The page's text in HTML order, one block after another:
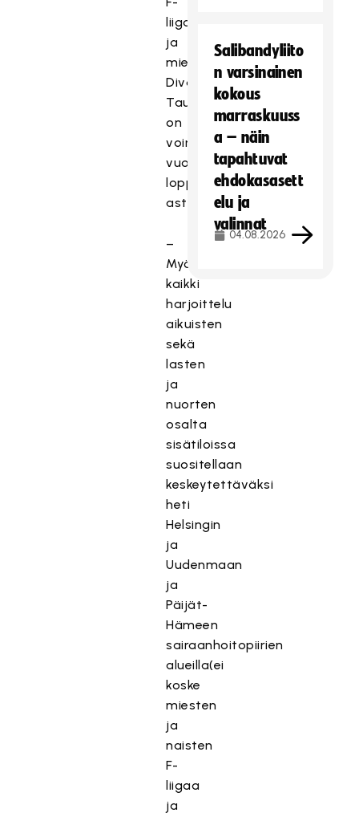
liigaa
ja
miesten
Divaria).
Tauko
on
voimassa
vuoden
loppuun
asti.
–
Myös
kaikki
harjoittelu
aikuisten
sekä
lasten
ja
nuorten
osalta
sisätiloissa
suositellaan
keskeytettäväksi
heti
Helsingin
ja
Uudenmaan
ja
Päijät-
Hämeen
sairaanhoitopiirien
alueilla(ei
koske
miesten
ja
naisten
F-
liigaa
ja
Salibandyliito
n varsinainen
kokous
marraskuuss
a – näin
tapahtuvat
ehdokasasett
elu ja
valinnat
04.08.2026